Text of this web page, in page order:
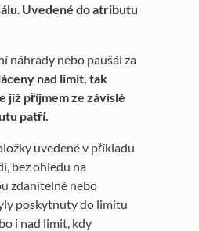
Uvedené do atributu
náhrady nebo paušál za
nad limit, tak
již příjmem ze závislé
patří.
uvedené v příkladu
bez ohledu na
zdanitelné nebo
poskytnuty do limitu
i nad limit, kdy